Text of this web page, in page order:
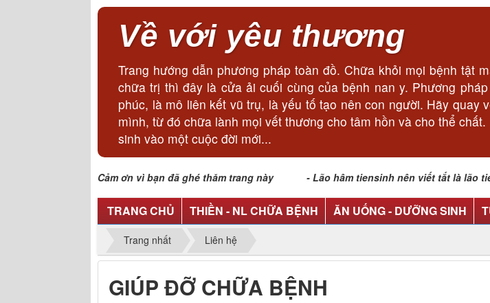
Về với yêu thương
Trang hướng dẫn phương pháp toàn đồ. Chữa khỏi mọi bệnh tật
chữa trị thì đây là cửa ải cuối cùng của bệnh nan y. Phương
phúc, là mô liên kết vũ trụ, là yếu tố tạo nên con người. Hãy
mình, từ đó chữa lành mọi vết thương cho tâm hồn và cho thể
sinh vào một cuộc đời mới...
Cảm ơn vì bạn đã ghé thăm trang này - Lão hâm tiensinh nên viết tắt là lão
TRANG CHỦ THIỀN - NL CHỮA BỆNH ĂN UỐNG - DƯỠNG SINH
Trang nhất Liên hệ
GIÚP ĐỠ CHỮA BỆNH